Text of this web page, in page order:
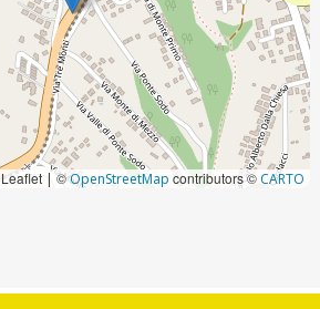
Leaflet | ©OpenStreetMap contributors © CARTO